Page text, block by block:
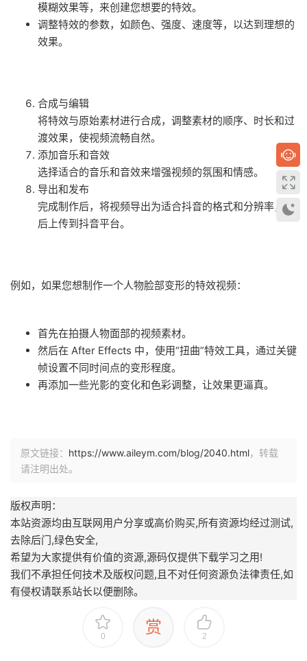
模糊效果等，来创建您想要的特效。
调整特效的参数，如颜色、强度、速度等，以达到理想的
效果。
合成与编辑
将特效与原始素材进行合成，调整素材的顺序、时长和过
渡效果，使视频流畅自然。
添加音乐和音效
选择适合的音乐和音效来增强视频的氛围和情感。
导出和发布
完成制作后，将视频导出为适合抖音的格式和分辨率，然
后上传到抖音平台。
例如，如果您想制作一个人物脸部变形的特效视频：
首先在拍摄人物面部的视频素材。
然后在 After Effects 中，使用“扭曲”特效工具，通过关键
帧设置不同时间点的变形程度。
再添加一些光影的变化和色彩调整，让效果更逼真。
原文链接： https://www.aileym.com/blog/2040.html，转载
请注明出处。
版权声明：
本站资源均由互联网用户分享或高价购买,所有资源均经过测试,
去除后门,绿色安全,
希望为大家提供有价值的资源,源码仅提供下载学习之用!
我们不承担任何技术及版权问题,且不对任何资源负法律责任,如
有侵权请联系站长以便删除。
0 赏 2